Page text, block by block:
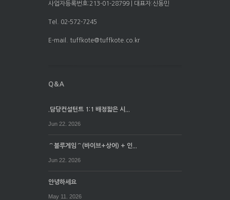
사업자등록번호:213-01-28799 | 대표자:신동민
Tel. 02-572-7245
E-mail. tuffkote@tuffkote.co.kr
.담당컨설턴트 1:1 배정짧은 시...
Jun 22. 2026
⌒블루게임⌒(바이브+상어) + 인...
Jun 22. 2026
안녕하세요
May 11. 2026